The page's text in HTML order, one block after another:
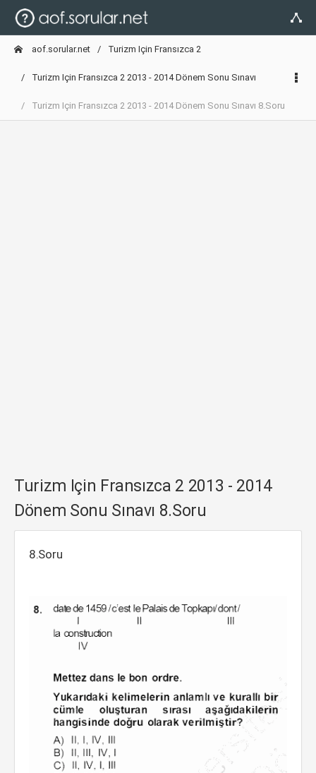
aof.sorular.net Turizm Için Fransızca 2
Turizm Için Fransızca 2 2013 - 2014 Dönem Sonu Sınavı
Turizm Için Fransızca 2 2013 - 2014 Dönem Sonu Sınavı 8.Soru
Turizm Için Fransızca 2 2013 - 2014
Dönem Sonu Sınavı 8.Soru
8.Soru